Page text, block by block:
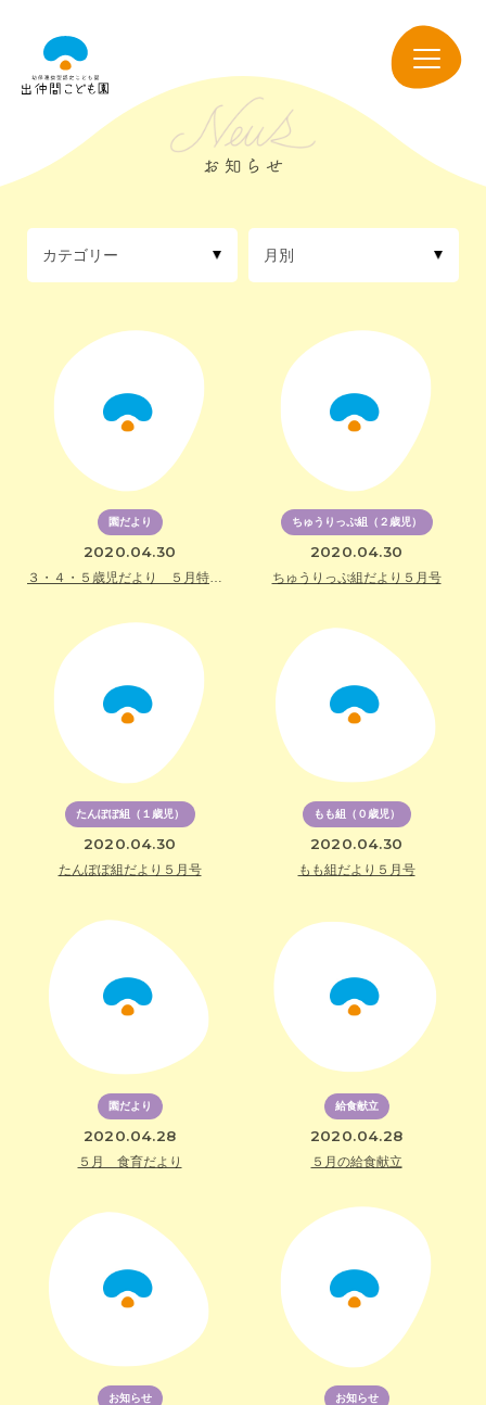
間
カテゴリー 月別
園だより
2020.04.30
３・４・５歳児だより ５月特別号
ちゅうりっぷ組（２歳児）
2020.04.30
ちゅうりっぷ組だより５月号
たんぽぽ組（１歳児）
2020.04.30
たんぽぽ組だより５月号
もも組（０歳児）
2020.04.30
もも組だより５月号
園だより
2020.04.28
５月 食育だより
給食献立
2020.04.28
５月の給食献立
お知らせ お知らせ